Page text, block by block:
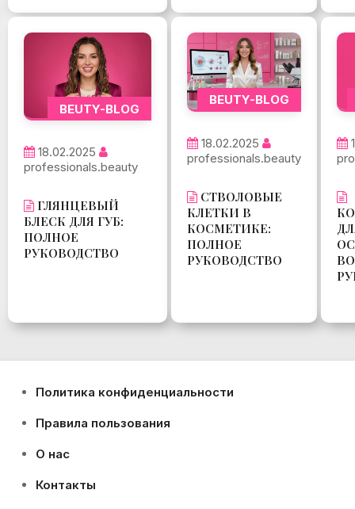
BEUTY-BLOG
18.02.2025
professionals.beauty
ГЛЯНЦЕВЫЙ
БЛЕСК ДЛЯ ГУБ:
ПОЛНОЕ
РУКОВОДСТВО
BEUTY-BLOG
18.02.2025
professionals.beauty
СТВОЛОВЫЕ
КЛЕТКИ В
КОСМЕТИКЕ:
ПОЛНОЕ
РУКОВОДСТВО
Политика конфиденциальности
Правила пользования
О нас
Контакты